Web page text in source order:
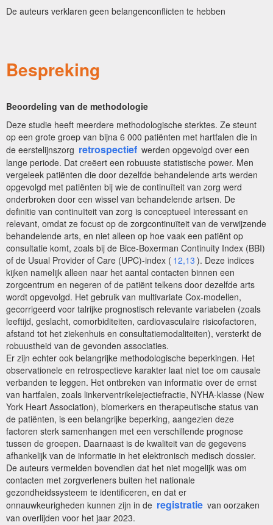
De auteurs verklaren geen belangenconflicten te hebben
Bespreking
Beoordeling van de methodologie
Deze studie heeft meerdere methodologische sterktes. Ze steunt
op een grote groep van bijna 6 000 patiënten met hartfalen die in
de eerstelijnszorg retrospectief werden opgevolgd over een
lange periode. Dat creëert een robuuste statistische power. Men
vergeleek patiënten die door dezelfde behandelende arts werden
opgevolgd met patiënten bij wie de continuïteit van zorg werd
onderbroken door een wissel van behandelende artsen. De
definitie van continuïteit van zorg is conceptueel interessant en
relevant, omdat ze focust op de zorgcontinuïteit van de verwijzende
behandelende arts, en niet alleen op hoe vaak een patiënt op
consultatie komt, zoals bij de Bice-Boxerman Continuity Index (BBI)
of de Usual Provider of Care (UPC)-index ( 12,13 ). Deze indices
kijken namelijk alleen naar het aantal contacten binnen een
zorgcentrum en negeren of de patiënt telkens door dezelfde arts
wordt opgevolgd. Het gebruik van multivariate Cox-modellen,
gecorrigeerd voor talrijke prognostisch relevante variabelen (zoals
leeftijd, geslacht, comorbiditeiten, cardiovasculaire risicofactoren,
afstand tot het ziekenhuis en consultatiemodaliteiten), versterkt de
robuustheid van de gevonden associaties.
Er zijn echter ook belangrijke methodologische beperkingen. Het
observationele en retrospectieve karakter laat niet toe om causale
verbanden te leggen. Het ontbreken van informatie over de ernst
van hartfalen, zoals linkerventrikelejectiefractie, NYHA-klasse (New
York Heart Association), biomerkers en therapeutische status van
de patiënten, is een belangrijke beperking, aangezien deze
factoren sterk samenhangen met een verschillende prognose
tussen de groepen. Daarnaast is de kwaliteit van de gegevens
afhankelijk van de informatie in het elektronisch medisch dossier.
De auteurs vermelden bovendien dat het niet mogelijk was om
contacten met zorgverleners buiten het nationale
gezondheidssysteem te identificeren, en dat er
onnauwkeurigheden kunnen zijn in de registratie van oorzaken
van overlijden voor het jaar 2023.